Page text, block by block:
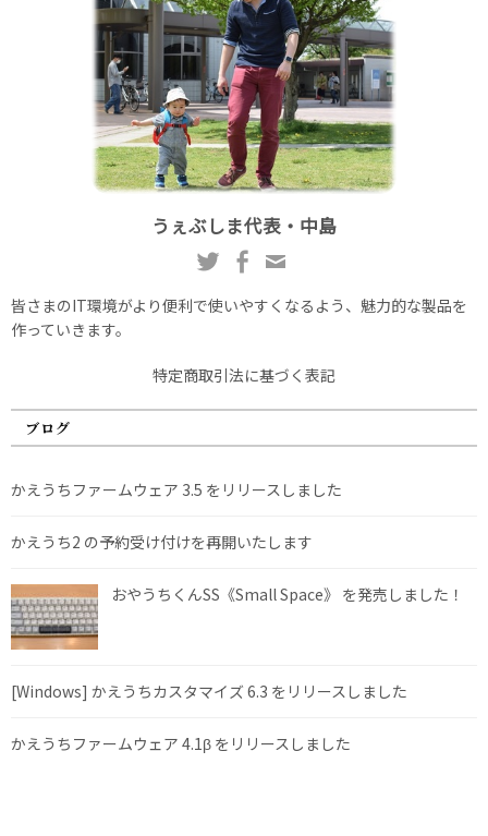
うぇぶしま代表・中島
皆さまのIT環境がより便利で使いやすくなるよう、魅力的な製品を
作っていきます。
特定商取引法に基づく表記
ブログ
かえうちファームウェア 3.5 をリリースしました
かえうち2 の予約受け付けを再開いたします
おやうちくんSS《Small Space》 を発売しました！
[Windows] かえうちカスタマイズ 6.3 をリリースしました
かえうちファームウェア 4.1β をリリースしました